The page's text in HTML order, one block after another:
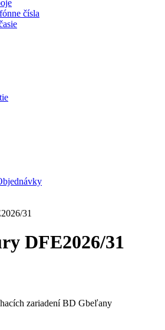
čísla
31
DFE2026/31
zariadení BD Gbeľany